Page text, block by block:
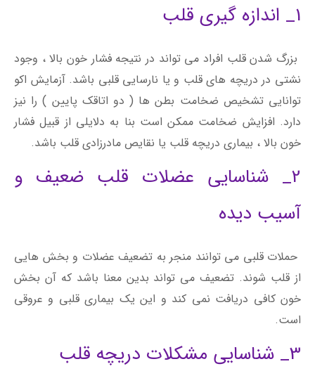
1_ اندازه گیری قلب
بزرگ شدن قلب افراد می تواند در نتیجه فشار خون بالا ، وجود
نشتی در دریچه های قلب و یا نارسایی قلبی باشد. آزمایش اکو
توانایی تشخیص ضخامت بطن ها ( دو اتاقک پایین ) را نیز
دارد. افزایش ضخامت ممکن است بنا به دلایلی از قبیل فشار
خون بالا ، بیماری دریچه قلب یا نقایص مادرزادی قلب باشد.
2_ شناسایی عضلات قلب ضعیف و
آسیب دیده
حملات قلبی می توانند منجر به تضعیف عضلات و بخش هایی
از قلب شوند. تضعیف می تواند بدین معنا باشد که آن بخش
خون کافی دریافت نمی کند و این یک بیماری قلبی و عروقی
است.
3_ شناسایی مشکلات دریچه قلب